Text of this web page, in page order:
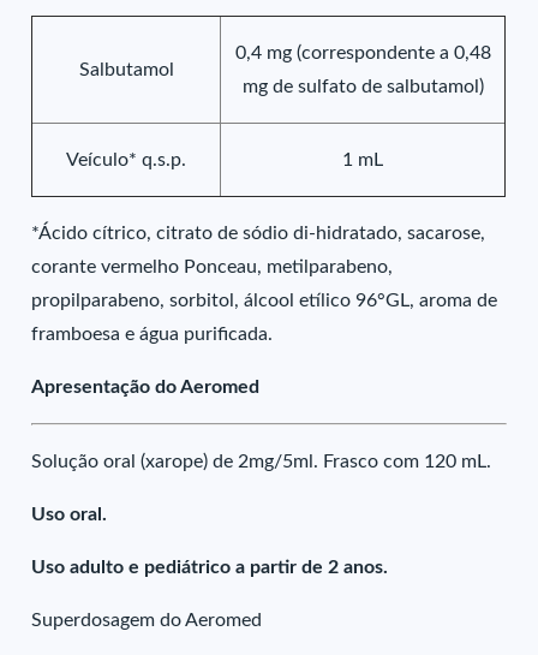
Salbutamol
0,4 mg (correspondente a 0,48
mg de sulfato de salbutamol)
Veículo* q.s.p. 1 mL
*Ácido cítrico, citrato de sódio di-hidratado, sacarose,
corante vermelho Ponceau, metilparabeno,
propilparabeno, sorbitol, álcool etílico 96°GL, aroma de
framboesa e água purificada.
Apresentação do Aeromed
Solução oral (xarope) de 2mg/5ml. Frasco com 120 mL.
Uso oral.
Uso adulto e pediátrico a partir de 2 anos.
Superdosagem do Aeromed